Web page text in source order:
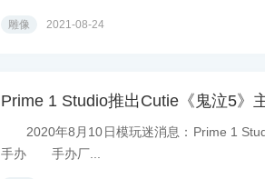
雕像 2021-08-24
Prime 1 Studio推出Cutie《鬼泣5》
2020年8月10日模玩迷消息：Prime 1
手办 手办厂...